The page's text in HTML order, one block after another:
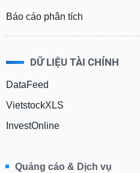
Báo cáo phân tích
DỮ LIỆU TÀI CHÍNH
DataFeed
VietstockXLS
InvestOnline
Quảng cáo & Dịch vụ